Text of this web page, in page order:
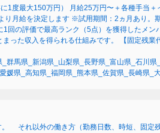
度最大150万円） 月給25万円〜＋各種手当＋
月給を決定します ※試用期間：2ヵ月あり。
の評価で最高ランク（5点）を獲得したメン
った収入を得られる仕組みです。 【固定残業
群馬県_新潟県_山梨県_長野県_富山県_石川県
媛県_高知県_福岡県_熊本県_佐賀県_長崎県_
それ以外の働き方（勤務日数、時短、固定